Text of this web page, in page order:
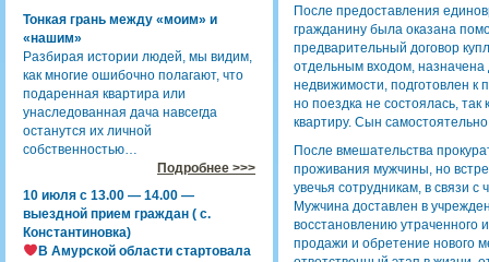
Тонкая грань между «моим» и
«нашим»
Разбирая истории людей, мы видим,
как многие ошибочно полагают, что
подаренная квартира или
унаследованная дача навсегда
останутся их личной
собственностью…
Подробнее >>>
10 июля с 13.00 — 14.00 —
выездной прием граждан ( с.
Константиновка)
В Амурской области стартовала
После предоставления
гражданину была оказана
предварительный договор
отдельным входом, назначена
недвижимости, подготовлен
но поездка не состоялась,
квартиру. Сын
После вмешательства
проживания мужчины, но
увечья сотрудникам, в связи
Мужчина доставлен в
восстановлению утраченного
продажи и обретение нового